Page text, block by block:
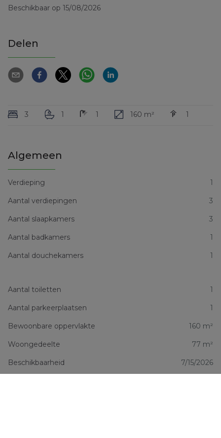
Beschikbaar op 15/08/2026
Delen
3 1 1 160 m² 1
Algemeen
Verdieping 1
Aantal verdiepingen 3
Aantal slaapkamers 3
Aantal badkamers 1
Aantal douchekamers 1
Aantal toiletten 1
Aantal parkeerplaatsen 1
Bewoonbare oppervlakte 160 m²
Woongedeelte 77 m²
Beschikbaarheid 7/15/2026